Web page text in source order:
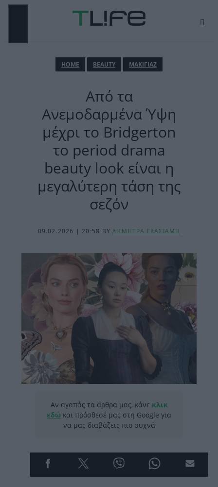
Μετάβαση
ΗΟΜΕ BEAUTY ΜΑΚΙΓΙΑΖ
Από τα
Ανεμοδαρμένα Ύψη
μέχρι το Bridgerton
το period drama
beauty look είναι η
μεγαλύτερη τάση της
σεζόν
09.02.2026 | 20:58 BYΔΗΜΗΤΡΑ ΓΚΑΣΙΑΜΗ
Αν αγαπάς τα άρθρα μας, κάνε κλικ
εδώ και πρόσθεσέ μας στη Google για
να μας διαβάζεις πιο συχνά